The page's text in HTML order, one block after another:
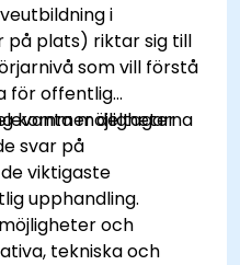
i
på plats) riktar sig till
som vill förstå
för offentlig
möjligheter
svar på
kommer deltagarna
viktigaste
upphandling.
och
tekniska och